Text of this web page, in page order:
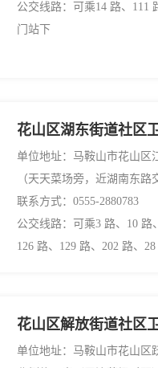
公交线路：可乘14 路、111
门站下
花山区湖东街道社区
单位地址：马鞍山市花山区
（天天菜场旁，近湖南东路
联系方式：0555-2880783
公交线路：可乘3 路、10 路
126 路、129 路、202 路、
花山区解放街道社区
单位地址：马鞍山市花山区